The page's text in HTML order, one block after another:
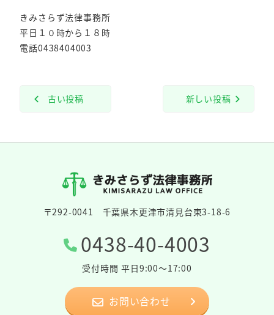
きみさらず法律事務所
平日１０時から１８時
電話0438404003
古い投稿 新しい投稿
〒292-0041 千葉県木更津市清見台東3-18-6
0438-40-4003
受付時間 平日9:00～17:00
お問い合わせ